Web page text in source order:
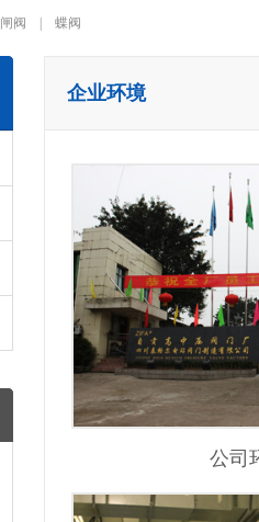
闸阀 蝶阀
企业环境
公司